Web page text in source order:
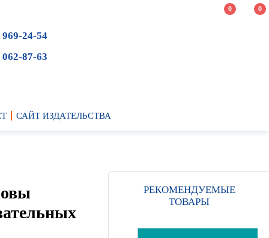
0 0
969-24-54
062-87-63
САЙТ ИЗДАТЕЛЬСТВА
РЕКОМЕНДУЕМЫЕ
ТОВАРЫ